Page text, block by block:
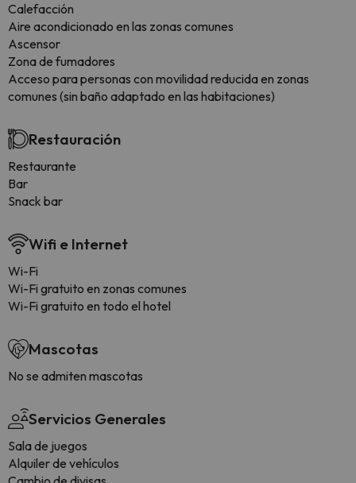
Calefacción
Aire acondicionado en las zonas comunes
Ascensor
Zona de fumadores
Acceso para personas con movilidad reducida en zonas
comunes (sin baño adaptado en las habitaciones)
Restauración
Restaurante
Bar
Snack bar
Wifi e Internet
Wi-Fi
Wi-Fi gratuito en zonas comunes
Wi-Fi gratuito en todo el hotel
Mascotas
No se admiten mascotas
Servicios Generales
Sala de juegos
Alquiler de vehículos